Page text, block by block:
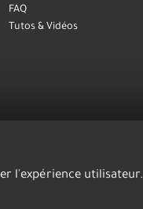
FAQ
Tutos & Vidéos
l'expérience utilisateur.